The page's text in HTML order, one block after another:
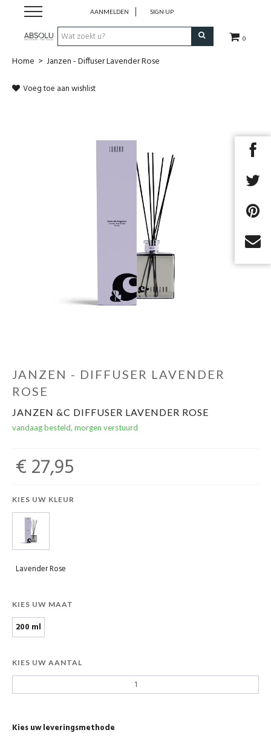
0
AANMELDEN SIGN UP
Webshop Dames
Home > Janzen - Diffuser Lavender Rose
Voeg toe aan wishlist
JANZEN - DIFFUSER LAVENDER
ROSE
JANZEN &C DIFFUSER LAVENDER ROSE
vandaag besteld, morgen verstuurd
€ 27,95
KIES UW KLEUR
Lavender Rose
KIES UW MAAT
200 ml
KIES UW AANTAL
Kies uw leveringsmethode